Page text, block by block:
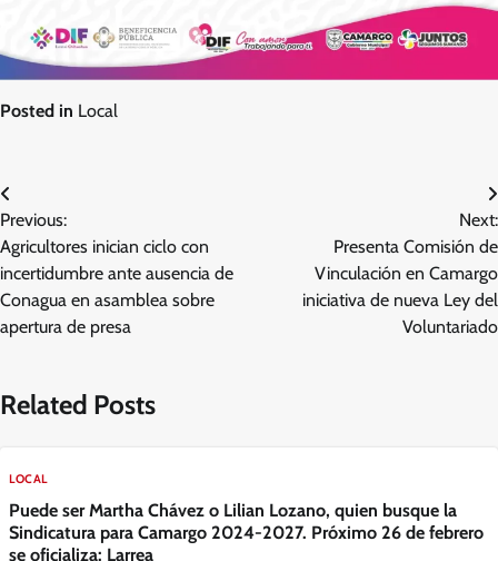
Posted in Local
Navegación
de
entradas
Previous:
Agricultores inician ciclo con
incertidumbre ante ausencia de
Conagua en asamblea sobre
apertura de presa
Next:
Presenta Comisión de
Vinculación en Camargo
iniciativa de nueva Ley del
Voluntariado
Related Posts
LOCAL
Puede ser Martha Chávez o Lilian Lozano, quien busque la
Sindicatura para Camargo 2024-2027. Próximo 26 de febrero
se oficializa: Larrea